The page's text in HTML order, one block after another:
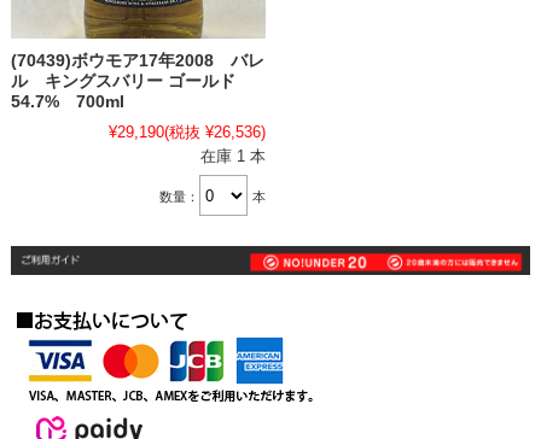
(70439)ボウモア17年2008 バレ
ル キングスバリー ゴールド
54.7% 700ml
¥29,190(税抜 ¥26,536)
在庫 1 本
数量： 本